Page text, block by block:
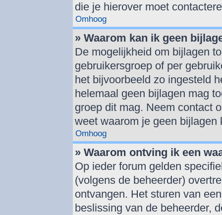
die je hierover moet
Omhoog
» Waarom kan ik geen
De mogelijkheid om bijlagen
gebruikersgroep of per
het bijvoorbeeld zo ingesteld
helemaal geen bijlagen mag
groep dit mag. Neem contact
weet waarom je geen bijlagen
Omhoog
» Waarom ontving ik een
Op ieder forum gelden
(volgens de beheerder)
ontvangen. Het sturen van
beslissing van de beheerder,